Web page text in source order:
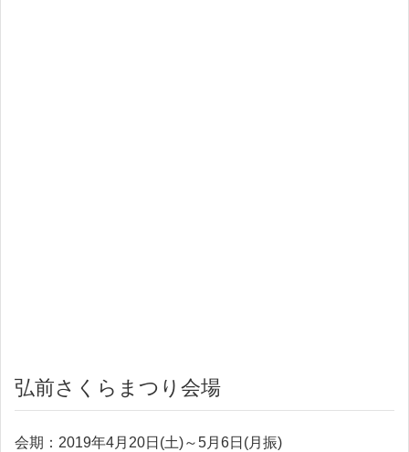
弘前さくらまつり会場
会期：2019年4月20日(土)～5月6日(月振)